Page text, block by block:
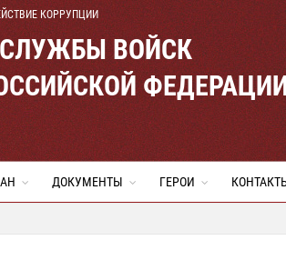
КОРРУПЦИИ
ВОЙСК
ДОКУМЕНТЫ ГЕРОИ